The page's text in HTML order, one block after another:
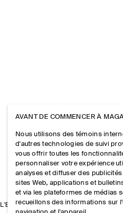
L'ENTREPRISE
AVANT DE COMMENCER À
Nous utilisons des témoins
d'autres technologies de suivi
vous offrir toutes les
personnaliser votre expérience
analyses et diffuser des
sites Web, applications et
et via les plateformes de médias
recueillons des informations sur